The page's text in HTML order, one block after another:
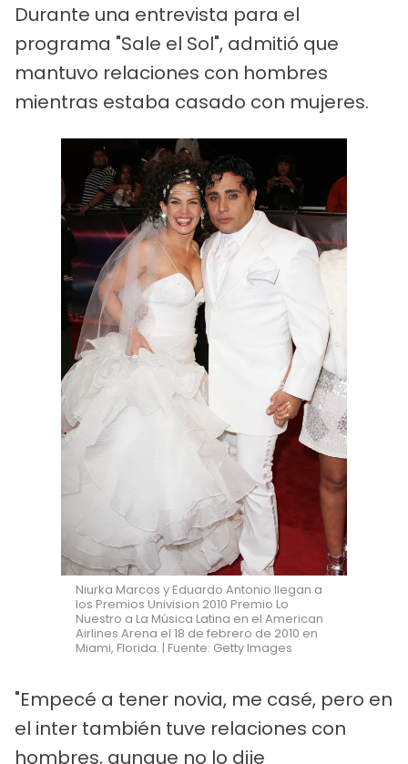
Durante una entrevista para el
programa "Sale el Sol", admitió que
mantuvo relaciones con hombres
mientras estaba casado con mujeres.
Niurka Marcos y Eduardo Antonio llegan a
los Premios Univision 2010 Premio Lo
Nuestro a La Música Latina en el American
Airlines Arena el 18 de febrero de 2010 en
Miami, Florida. | Fuente: Getty Images
"Empecé a tener novia, me casé, pero en
el inter también tuve relaciones con
hombres, aunque no lo dije